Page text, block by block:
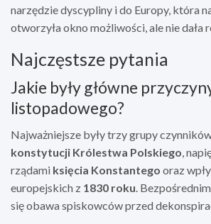
narzędzie dyscypliny i do Europy, która
otworzyła okno możliwości, ale nie dała
Najczęstsze pytania
Jakie były główne
listopadowego?
Najważniejsze były trzy grupy
konstytucji Królestwa Polskiego ,
rządami księcia Konstantego oraz
europejskich z 1830 roku .
się obawa spiskowców przed